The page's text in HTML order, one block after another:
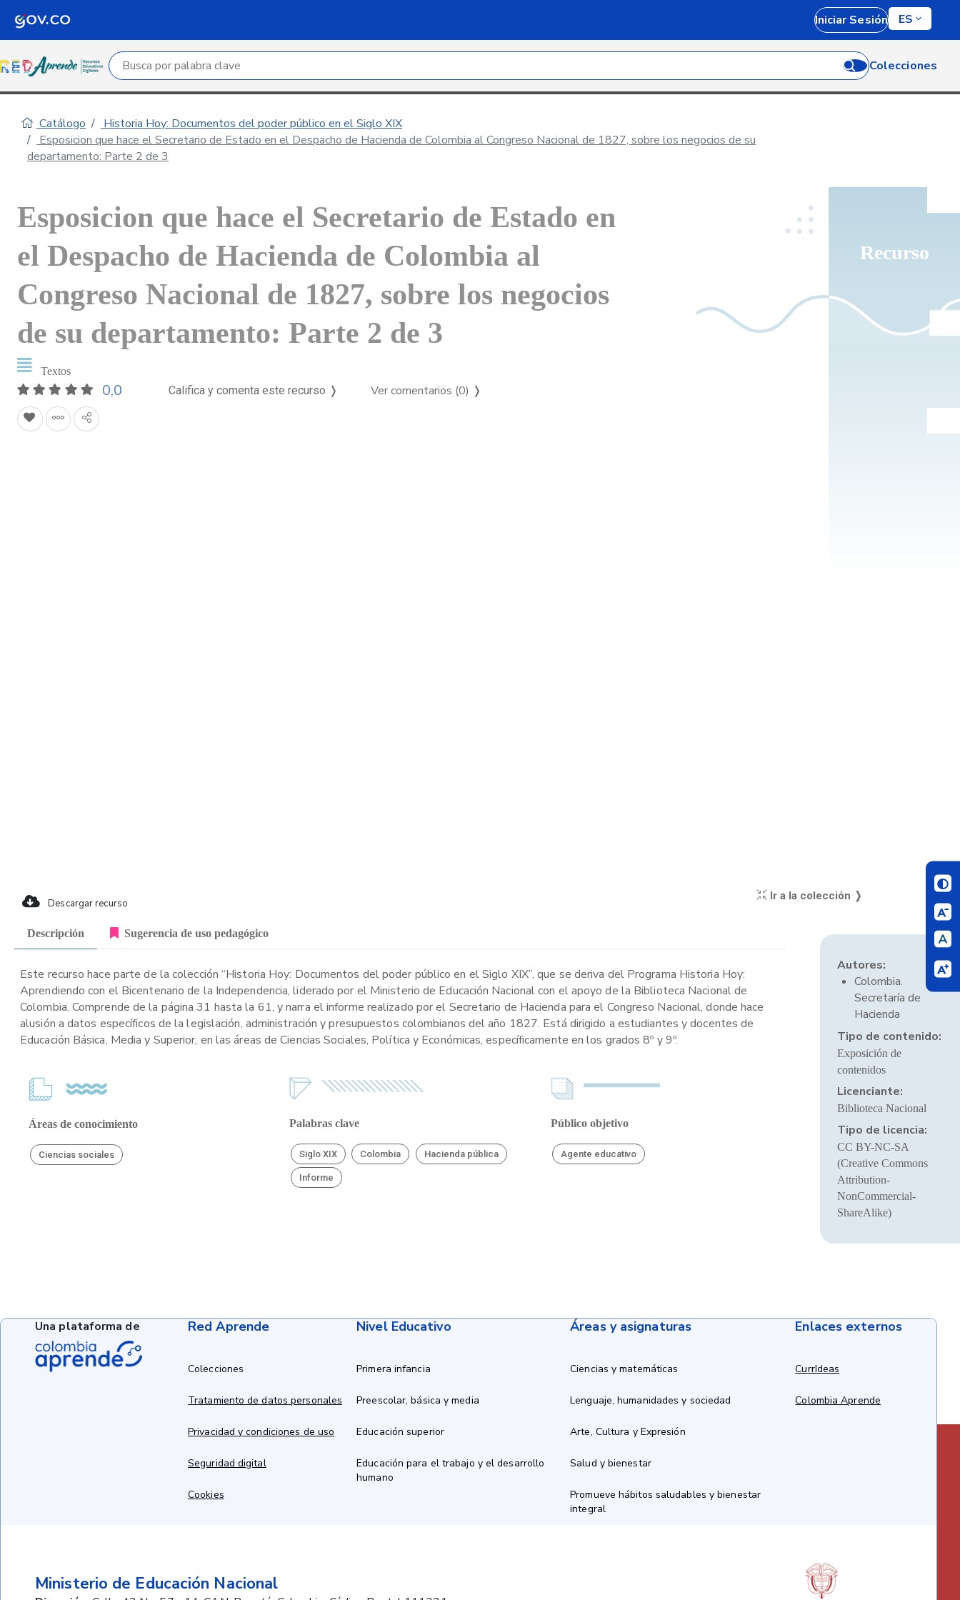
Iniciar Sesión ES
Campo de búsqueda por palabra clave Colecciones
Catálogo
Historia Hoy: Documentos del poder público en el Siglo XIX
Esposicion que hace el Secretario de Estado en el Despacho de Hacienda de Colombia al Congreso Nacional de 1827, sobre los negocios de su
departamento: Parte 2 de 3
Recurso
Esposicion que hace el Secretario de Estado en
el Despacho de Hacienda de Colombia al
Congreso Nacional de 1827, sobre los negocios
de su departamento: Parte 2 de 3
Textos
0,0 Califica y comenta este recurso ❭ Ver comentarios (0) ❭
Descargar recurso
Ir a la colección ❭
Descripción Sugerencia de uso pedagógico
Este recurso hace parte de la colección “Historia Hoy: Documentos del poder público en el Siglo XIX”, que se deriva del Programa Historia Hoy:
Aprendiendo con el Bicentenario de la Independencia, liderado por el Ministerio de Educación Nacional con el apoyo de la Biblioteca Nacional de
Colombia. Comprende de la página 31 hasta la 61, y narra el informe realizado por el Secretario de Hacienda para el Congreso Nacional, donde hace
alusión a datos específicos de la legislación, administración y presupuestos colombianos del año 1827. Está dirigido a estudiantes y docentes de
Educación Básica, Media y Superior, en las áreas de Ciencias Sociales, Política y Económicas, específicamente en los grados 8º y 9º.
Áreas de conocimiento
Ciencias sociales
Palabras clave
Siglo XIX Colombia Hacienda pública
Informe
Público objetivo
Agente educativo
Autores:
Colombia.
Secretaría de
Hacienda
Tipo de contenido:
Exposición de
contenidos
Licenciante:
Biblioteca Nacional
Tipo de licencia:
CC BY-NC-SA
(Creative Commons
Attribution-
NonCommercial-
ShareAlike)
Red Aprende
Colecciones
Tratamiento de datos personales
Privacidad y condiciones de uso
Seguridad digital
Cookies
Nivel Educativo
Primera infancia
Preescolar, básica y media
Educación superior
Educación para el trabajo y el desarrollo
humano
Áreas y asignaturas
Ciencias y matemáticas
Lenguaje, humanidades y sociedad
Arte, Cultura y Expresión
Salud y bienestar
Promueve hábitos saludables y bienestar
integral
Enlaces externos
CurrIdeas
Colombia Aprende
Ministerio de Educación Nacional
Una plataforma de